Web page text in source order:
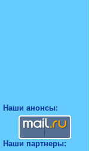
Наши анонсы:
Наши партнеры: